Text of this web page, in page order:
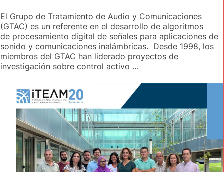
El Grupo de Tratamiento de Audio y Comunicaciones
(GTAC) es un referente en el desarrollo de algoritmos
de procesamiento digital de señales para aplicaciones de
sonido y comunicaciones inalámbricas. Desde 1998, los
miembros del GTAC han liderado proyectos de
investigación sobre control activo …